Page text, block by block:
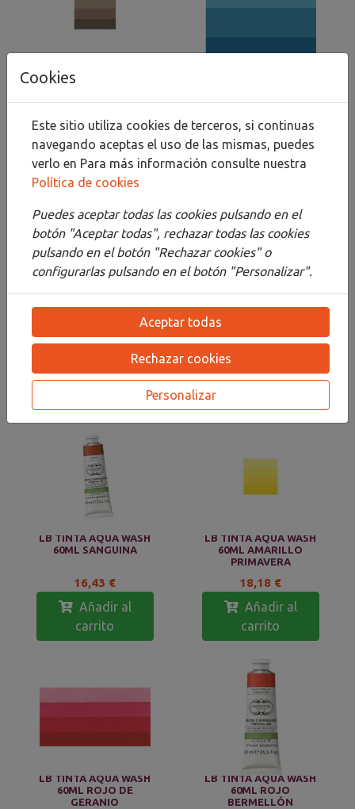
LB TINTA AQUA WASH
60ML SEPIA NATURAL
13,78 €
Añadir al
carrito
15,28 €
Añadir al
carrito
LB TINTA AQUA WASH
60ML VERDE
15,28 €
LB TINTA AQUA WASH
60ML BLANCO NIEVE
15,28 €
LB TINTA AQUA WASH
60ML SANGUINA
16,43 €
Añadir al
carrito
LB TINTA AQUA WASH
60ML AMARILLO
PRIMAVERA
18,18 €
Añadir al
carrito
LB TINTA AQUA WASH
60ML ROJO DE
GERANIO
LB TINTA AQUA WASH
60ML ROJO
BERMELLÓN
Cookies
Este sitio utiliza cookies de terceros, si continuas
navegando aceptas el uso de las mismas, puedes
verlo en Para más información consulte nuestra
Política de cookies
Puedes aceptar todas las cookies pulsando en el
botón "Aceptar todas", rechazar todas las cookies
pulsando en el botón "Rechazar cookies" o
configurarlas pulsando en el botón "Personalizar".
Aceptar todas
Rechazar cookies
Personalizar